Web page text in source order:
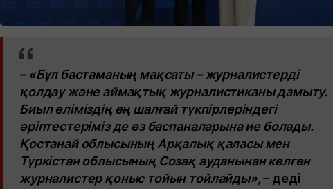
– «Бұл бастаманың мақсаты – журналистерді
қолдау және аймақтық журналистиканы дамыту.
Биыл еліміздің ең шалғай түкпірлеріндегі
әріптестеріміз де өз баспаналарына ие болады.
Қостанай облысының Арқалық қаласы мен
Түркістан облысының Созақ ауданынан келген
журналистер қоныс тойын тойлайды»,– деді